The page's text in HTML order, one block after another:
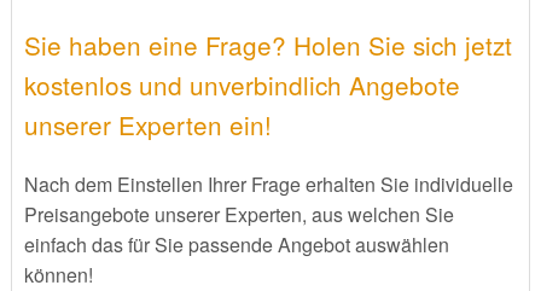
Sie haben eine Frage? Holen Sie sich jetzt
kostenlos und unverbindlich Angebote
unserer Experten ein!
Nach dem Einstellen Ihrer Frage erhalten Sie individuelle
Preisangebote unserer Experten, aus welchen Sie
einfach das für Sie passende Angebot auswählen
können!